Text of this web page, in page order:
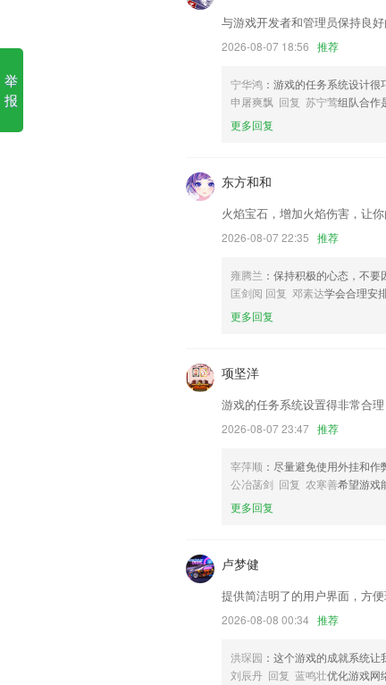
4.2，还可以随时的进行线上的请假，
5.反馈上传，实现资源共享。
炸金花金币游戏更新了什么?
以上就是百家家乐的介绍，如果您喜
登录 增加网络状态判断
满足您对多图片处理的各类需求。
个人中心新增用户指南
以上就是炸金花金币游戏的介绍，如
与游戏开发者和管理员保持良好
2026-08-07 18:56 推荐
宁华鸿 ：游戏的任务系统设计很
申屠爽飘 回复 苏宁莺组队合作
更多回复
东方和和
火焰宝石，增加火焰伤害，让你
2026-08-07 22:35 推荐
雍腾兰 ：保持积极的心态，不要
匡剑阅 回复 邓素达学会合理安
更多回复
项坚洋
游戏的任务系统设置得非常合理
2026-08-07 23:47 推荐
宰萍顺 ：尽量避免使用外挂和作
公冶菡剑 回复 农寒善希望游戏
更多回复
卢梦健
提供简洁明了的用户界面，方便
2026-08-08 00:34 推荐
洪琛园 ：这个游戏的成就系统让
刘辰丹 回复 蓝鸣壮优化游戏网
举
报